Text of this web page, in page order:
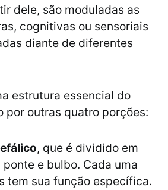
dele, são moduladas as
cognitivas ou sensoriais
diante de diferentes
estrutura essencial do
por outras quatro porções:
, que é dividido em
e bulbo. Cada uma
tem sua função específica.